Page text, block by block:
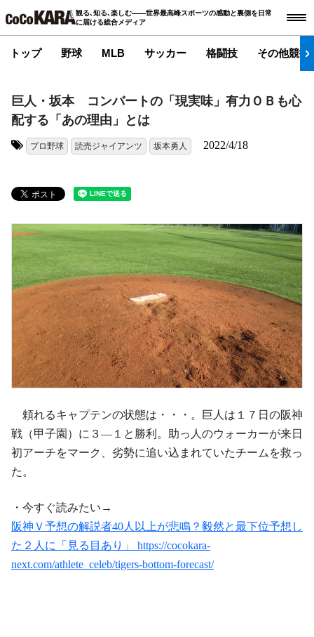
観る､知る､楽しむ――世界最高峰スポーツの感動と裏側を日常
に届ける総合メディア
トップ 野球 MLB サッカー 格闘技 その他競技
巨人・坂本 コンバートの「現実味」有力ＯＢも心
配する「あの理由」とは
プロ野球 読売ジャイアンツ 坂本勇人 2022/4/18
頼れるキャプテンの状態は・・・。巨人は１７日の阪神
戦（甲子園）に３―１と勝利。助っ人のウォーカーが来日
初アーチをマーク、劣勢に追い込まれていたチームを救っ
た。
・今すぐ読みたい→
阪神Ｖ予想の解説者40人以上が悲鳴？毅然と最下位予想し
た２人に「見る目あり」 https://cocokara-
next.com/athlete_celeb/tigers-bottom-forecast/